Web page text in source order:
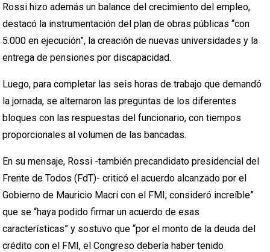
Rossi hizo además un balance del crecimiento del empleo,
destacó la instrumentación del plan de obras públicas “con
5.000 en ejecución”, la creación de nuevas universidades y la
entrega de pensiones por discapacidad.
Luego, para completar las seis horas de trabajo que demandó
la jornada, se alternaron las preguntas de los diferentes
bloques con las respuestas del funcionario, con tiempos
proporcionales al volumen de las bancadas.
En su mensaje, Rossi -también precandidato presidencial del
Frente de Todos (FdT)- criticó el acuerdo alcanzado por el
Gobierno de Mauricio Macri con el FMI; consideró increíble”
que se “haya podido firmar un acuerdo de esas
características” y sostuvo que “por el monto de la deuda del
crédito con el FMI, el Congreso debería haber tenido